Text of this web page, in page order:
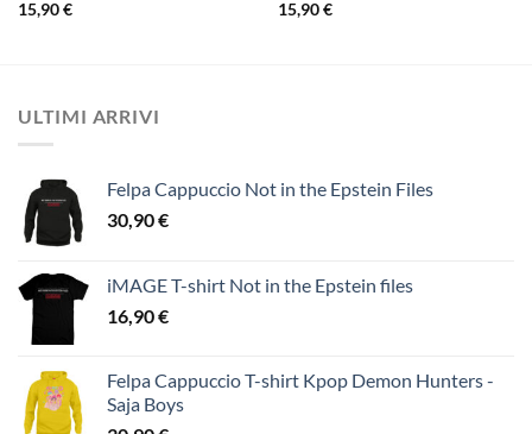
15,90€ 15,90€
ULTIMI ARRIVI
Felpa Cappuccio Not in the Epstein Files
30,90€
iMAGE T-shirt Not in the Epstein files
16,90€
Felpa Cappuccio T-shirt Kpop Demon Hunters -
Saja Boys